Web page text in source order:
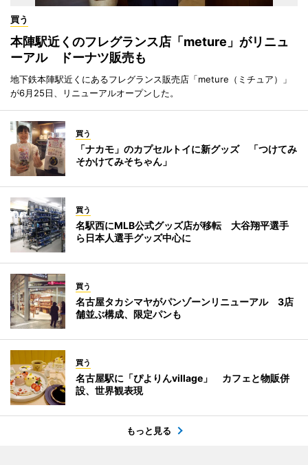
買う
本陣駅近くのフレグランス店「meture」がリニュ
ーアル ドーナツ販売も
地下鉄本陣駅近くにあるフレグランス販売店「meture（ミチュア）」
が6月25日、リニューアルオープンした。
買う
「ナカモ」のカプセルトイに新グッズ 「つけてみ
そかけてみそちゃん」
買う
名駅西にMLB公式グッズ店が移転 大谷翔平選手
ら日本人選手グッズ中心に
買う
名古屋タカシマヤがパンゾーンリニューアル 3店
舗並ぶ構成、限定パンも
買う
名古屋駅に「ぴよりんvillage」 カフェと物販併
設、世界観表現
もっと見る